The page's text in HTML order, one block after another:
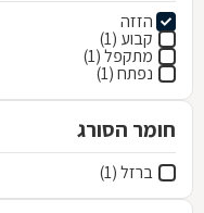
הזזה
קבוע (1)
מתקפל (1)
נפתח (1)
חומר הסורג
ברזל (1)